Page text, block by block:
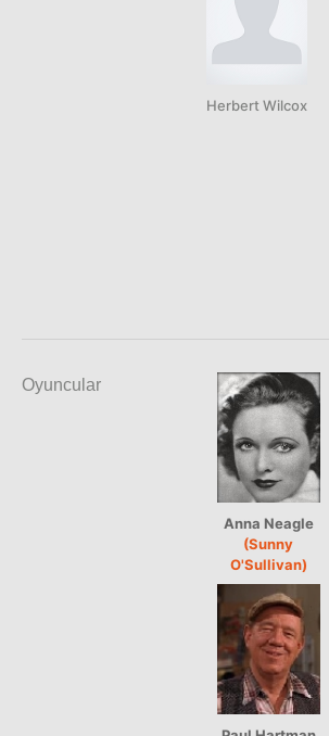
Herbert Wilcox
Oyuncular
Anna Neagle
(Sunny
O'Sullivan)